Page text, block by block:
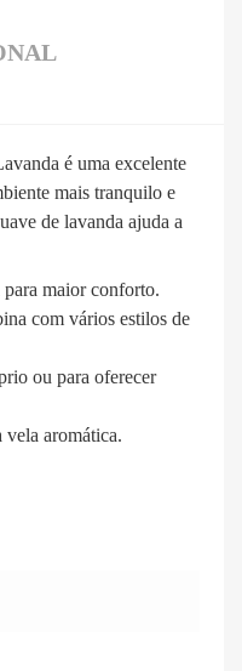
é uma excelente
mais tranquilo e
de lavanda ajuda a
maior conforto.
com vários estilos de
ou para oferecer
vela aromática.